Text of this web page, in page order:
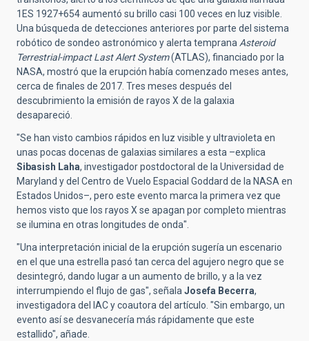
1ES 1927+654 aumentó su brillo casi 100 veces en luz visible.
Una búsqueda de detecciones anteriores por parte del sistema
robótico de sondeo astronómico y alerta tempranaAsteroid
Terrestrial-impact Last Alert System(ATLAS), financiado por la
NASA, mostró que la erupción había comenzado meses antes,
cerca de finales de 2017. Tres meses después del
descubrimiento la emisión de rayos X de la galaxia
desapareció.
"Se han visto cambios rápidos en luz visible y ultravioleta en
unas pocas docenas de galaxias similares a esta –explica
Sibasish Laha, investigador postdoctoral de la Universidad de
Maryland y del Centro de Vuelo Espacial Goddard de la NASA en
Estados Unidos­–, pero este evento marca la primera vez que
hemos visto que los rayos X se apagan por completo mientras
se ilumina en otras longitudes de onda".
"Una interpretación inicial de la erupción sugería un escenario
en el que una estrella pasó tan cerca del agujero negro que se
desintegró, dando lugar a un aumento de brillo, y a la vez
interrumpiendo el flujo de gas", señalaJosefa Becerra,
investigadora del IAC y coautora del artículo. "Sin embargo, un
evento así se desvanecería más rápidamente que este
estallido", añade.